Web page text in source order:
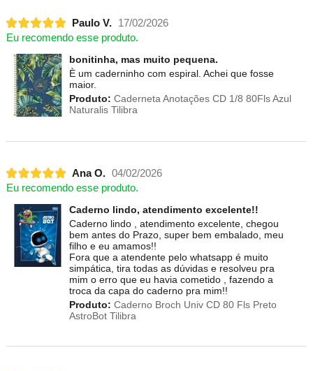
Paulo V.
17/02/2026
Eu recomendo esse produto.
bonitinha, mas muito pequena.
È um caderninho com espiral. Achei que fosse
maior.
Produto: Caderneta Anotações CD 1/8 80Fls Azul
Naturalis Tilibra
Ana O. 04/02/2026
Eu recomendo esse produto.
Caderno lindo, atendimento excelente!!
Caderno lindo , atendimento excelente, chegou
bem antes do Prazo, super bem embalado, meu
filho e eu amamos!!
Fora que a atendente pelo whatsapp é muito
simpática, tira todas as dúvidas e resolveu pra
mim o erro que eu havia cometido , fazendo a
troca da capa do caderno pra mim!!
Produto: Caderno Broch Univ CD 80 Fls Preto
AstroBot Tilibra